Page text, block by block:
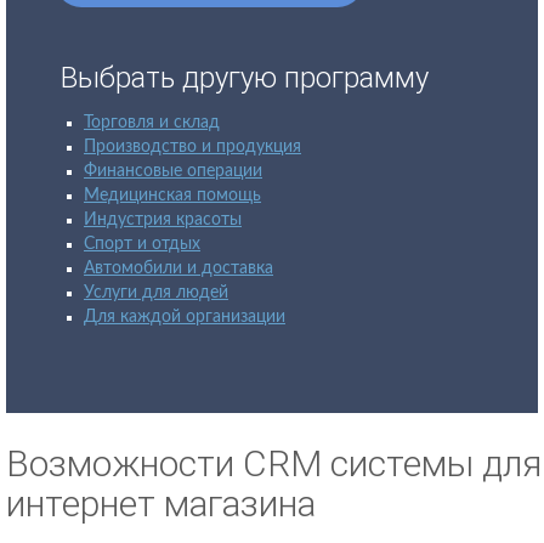
Выбрать другую программу
Торговля и склад
Производство и продукция
Финансовые операции
Медицинская помощь
Индустрия красоты
Спорт и отдых
Автомобили и доставка
Услуги для людей
Для каждой организации
Возможности CRM системы для
интернет магазина